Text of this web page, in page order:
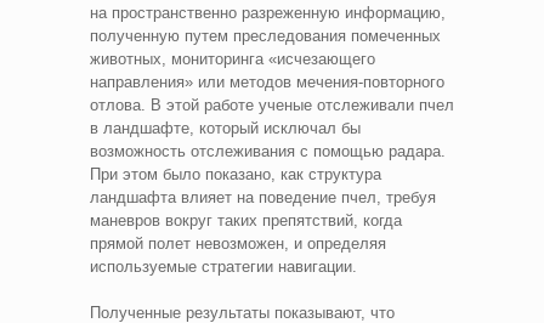
на пространственно разреженную информацию,
полученную путем преследования помеченных
животных, мониторинга «исчезающего
направления» или методов мечения-повторного
отлова. В этой работе ученые отслеживали пчел
в ландшафте, который исключал бы
возможность отслеживания с помощью радара.
При этом было показано, как структура
ландшафта влияет на поведение пчел, требуя
маневров вокруг таких препятствий, когда
прямой полет невозможен, и определяя
используемые стратегии навигации.
Полученные результаты показывают, что